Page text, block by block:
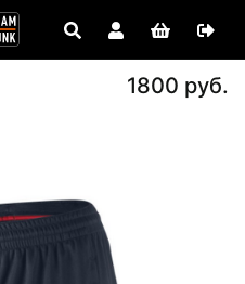
1800 руб.